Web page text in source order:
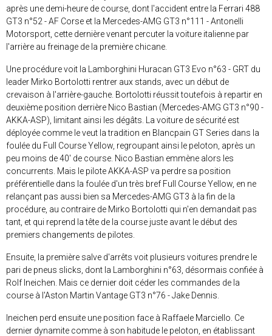
après une demi-heure de course, dont l'accident entre la Ferrari 488
GT3 n°52 - AF Corse et la Mercedes-AMG GT3 n°111 - Antonelli
Motorsport, cette dernière venant percuter la voiture italienne par
l'arrière au freinage de la première chicane.
Une procédure voit la Lamborghini Huracan GT3 Evo n°63 - GRT du
leader Mirko Bortolotti rentrer aux stands, avec un début de
crevaison à l'arrière-gauche. Bortolotti réussit toutefois à repartir en
deuxième position derrière Nico Bastian (Mercedes-AMG GT3 n°90 -
AKKA-ASP), limitant ainsi les dégâts. La voiture de sécurité est
déployée comme le veut la tradition en Blancpain GT Series dans la
foulée du Full Course Yellow, regroupant ainsi le peloton, après un
peu moins de 40' de course. Nico Bastian emmène alors les
concurrents. Mais le pilote AKKA-ASP va perdre sa position
préférentielle dans la foulée d'un très bref Full Course Yellow, en ne
relançant pas aussi bien sa Mercedes-AMG GT3 à la fin de la
procédure, au contraire de Mirko Bortolotti qui n'en demandait pas
tant, et qui reprend la tête de la course juste avant le début des
premiers changements de pilotes.
Ensuite, la première salve d'arrêts voit plusieurs voitures prendre le
pari de pneus slicks, dont la Lamborghini n°63, désormais confiée à
Rolf Ineichen. Mais ce dernier doit céder les commandes de la
course à l'Aston Martin Vantage GT3 n°76 - Jake Dennis.
Ineichen perd ensuite une position face à Raffaele Marciello. Ce
dernier dynamite comme à son habitude le peloton, en établissant